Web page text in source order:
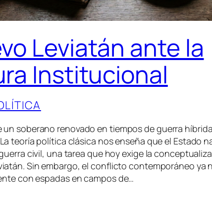
Leviatán ante la
Institucional
un soberano renovado en tiempos de guerra
teoría política clásica nos enseña que el Estado
civil, una tarea que hoy exige la
Sin embargo, el conflicto contemporáneo ya
con espadas en campos de…